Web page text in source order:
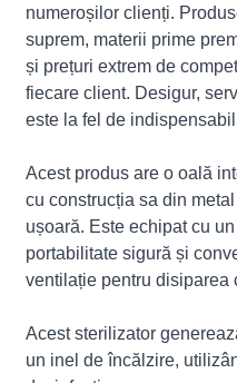
numeroșilor clienți.
suprem, materii prime
și prețuri extrem de
fiecare client. Desigur,
este la fel de
Acest produs are o oală
cu construcția sa din
ușoară. Este echipat cu
portabilitate sigură și
ventilație pentru disiparea
Acest sterilizator
un inel de încălzire,